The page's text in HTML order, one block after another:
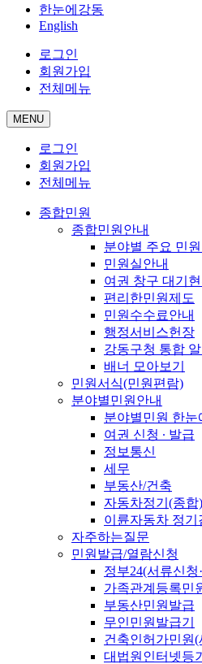
한눈에강동
English
로그인
회원가입
전체메뉴
MENU
로그인
회원가입
전체메뉴
종합민원
종합민원안내
분야별 주요 민
민원실안내
여권 창구 대기
편리한민원제도
민원수수료안내
행정서비스헌장
강동구청 통합
배너 모아보기
민원서식(민원편람)
분야별민원안내
분야별민원 한눈
여권 신청 ∙ 발급
정보통신
세무
부동산/건축
자동차정기(종합
이륜자동차 정기
자주하는질문
민원발급/열람신청
정부24(서류신청
가족관계등록민
부동산민원발급
무인민원발급기
건축인허가민원(
대법원인터넷등